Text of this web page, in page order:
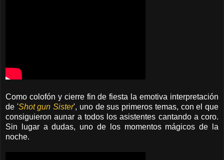
Como colofón y cierre fin de fiesta la emotiva interpretación
de 'Shot gun Sister', uno de sus primeros temas, con el que
consiguieron aunar a todos los asistentes cantando a coro.
Sin lugar a dudas, uno de los momentos mágicos de la
noche.